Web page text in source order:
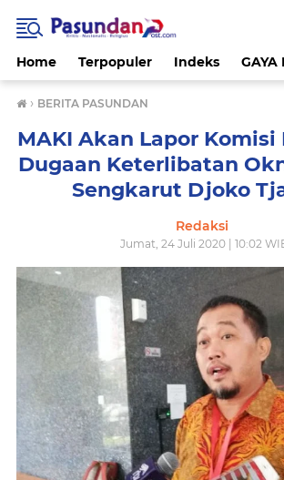
Home Terpopuler Indeks GAYA
› BERITA PASUNDAN
MAKI Akan Lapor Komisi
Dugaan Keterlibatan
Sengkarut Djoko
Redaksi
Jumat, 24 Juli 2020 | 10:02